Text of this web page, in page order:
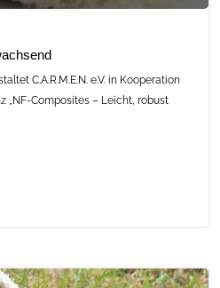
C.A.R.M.E.N. e.V. in Kooperation
„NF-Composites – Leicht, robust